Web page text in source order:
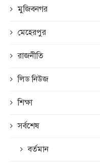
মুজিবনগর
মেহেরপুর
রাজনীতি
লিড নিউজ
শিক্ষা
সর্বশেষ
বর্তমান